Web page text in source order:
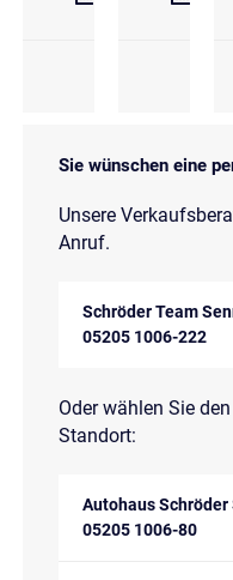
Sie wünschen eine
Unsere
Anruf.
Schröder Team
05205 1006-222
Oder wählen Sie
Standort:
Autohaus Schröder
05205 1006-80